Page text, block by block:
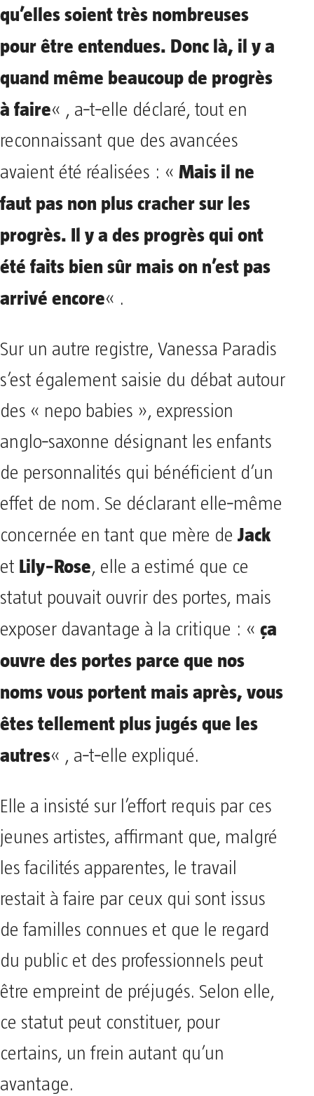
qu’elles soient très nombreuses
pour être entendues. Donc là, il y a
quand même beaucoup de progrès
à faire« , a‑t‑elle déclaré, tout en
reconnaissant que des avancées
avaient été réalisées : « Mais il ne
faut pas non plus cracher sur les
progrès. Il y a des progrès qui ont
été faits bien sûr mais on n’est pas
arrivé encore« .
Sur un autre registre, Vanessa Paradis
s’est également saisie du débat autour
des « nepo babies », expression
anglo‑saxonne désignant les enfants
de personnalités qui bénéficient d’un
effet de nom. Se déclarant elle‑même
concernée en tant que mère de Jack
et Lily‑Rose, elle a estimé que ce
statut pouvait ouvrir des portes, mais
exposer davantage à la critique : « ça
ouvre des portes parce que nos
noms vous portent mais après, vous
êtes tellement plus jugés que les
autres« , a‑t‑elle expliqué.
Elle a insisté sur l’effort requis par ces
jeunes artistes, affirmant que, malgré
les facilités apparentes, le travail
restait à faire par ceux qui sont issus
de familles connues et que le regard
du public et des professionnels peut
être empreint de préjugés. Selon elle,
ce statut peut constituer, pour
certains, un frein autant qu’un
avantage.